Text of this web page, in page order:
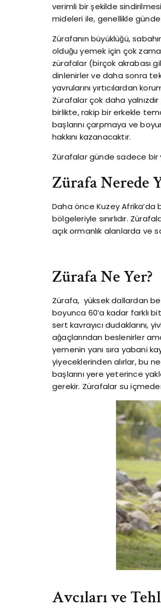
verimli bir şekilde
mideleri ile, genellikle
Zürafanın büyüklüğü,
olduğu yemek için çok
zürafalar (birçok akrabası
dinlenirler ve daha sonra
yavrularını yırtıcılardan
Zürafalar çok daha
birlikte, rakip bir erkekle
başlarını çarpmaya ve
hakkını kazanacaktır.
Zürafalar günde sadece bir
Zürafa Nerede
Daha önce Kuzey Afrika’da
bölgeleriyle sınırlıdır.
açık ormanlık alanlarda ve
Zürafa Ne Yer?
Zürafa, yüksek dallardan
boyunca 60’a kadar farklı
sert kavrayıcı dudaklarını,
ağaçlarından beslenirler
yemenin yanı sıra yabani
yiyeceklerinden alırlar, bu
başlarını yere yeterince
gerekir. Zürafalar su
Avcıları ve